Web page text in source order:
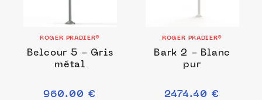
ROGER PRADIER®
Belcour 5 - Gris
métal
960.00 €
ROGER PRADIER®
Bark 2 - Blanc
pur
2474.40 €